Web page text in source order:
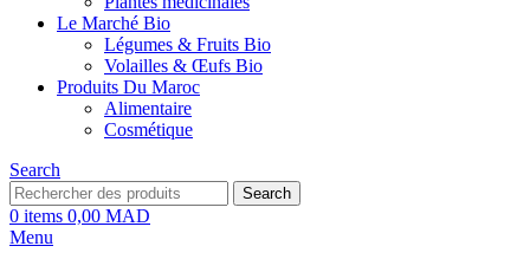
Le Marché Bio
Légumes & Fruits Bio
Volailles & Œufs Bio
Produits Du Maroc
Alimentaire
Cosmétique
Search
Search
0 items 0,00 MAD
Menu